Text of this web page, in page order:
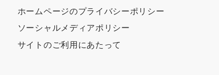
ホームページのプライバシーポリシー
ソーシャルメディアポリシー
サイトのご利用にあたって